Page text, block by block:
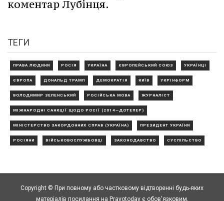
коментар Лубінця.
ТЕГИ
ПРАВА ЛЮДИНИ РОСІЯ УКРАЇНА ЄВРОПЕЙСЬКИЙ СОЮЗ УКРАЇНЦІ
ЄВРОПА ДОНАЛЬД ТРАМП ДЕМОКРАТІЯ КИЇВ УКРІНФОРМ
ВОЛОДИМИР ЗЕЛЕНСЬКИЙ РОСІЙСЬКА МОВА ЖУРНАЛІСТ
МІЖНАРОДНІ САНКЦІЇ ЩОДО РОСІЇ (2014—ДОТЕПЕР)
МІНІСТЕРСТВО ЗАКОРДОННИХ СПРАВ (УКРАЇНА) ПРЕЗИДЕНТ УКРАЇНИ
РОСІЯНИ ВІЙСЬКОВОСЛУЖБОВЦІ ЗАКОНОДАВСТВО СУСПІЛЬСТВО
Copyright © При повному або частковому відтворенні будь-яких
матеріалів посилання на Pravotoday є обов'язковим.